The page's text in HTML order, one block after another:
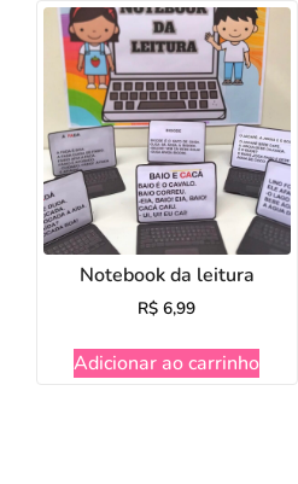
Notebook da leitura
R$ 6,99
Adicionar ao carrinho